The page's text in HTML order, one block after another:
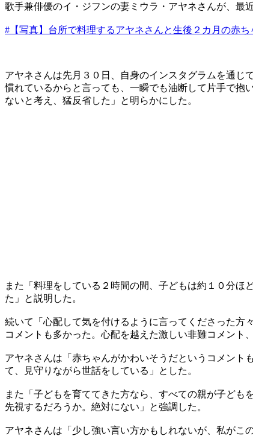
歌手兼俳優のイ・ジフンの妻ミウラ・アヤネさんが、最
#【写真】台所で料理するアヤネさんと生後２カ月の赤ち
アヤネさんは先月３０日、自身のインスタグラムを通
慣れているからと言っても、一瞬でも油断して片手で抱
ないと考え、猛反省した」と明らかにした。
また「料理をしている２時間の間、子どもは約１０分ほ
た」と説明した。
続いて「心配して気を付けるように言ってくださった方
コメントも多かった。心配を越えた激しい非難コメント
アヤネさんは「赤ちゃんがかわいそうだというコメン
て、見守りながら世話をしている」とした。
また「子どもを育ててきた方なら、すべての親が子ど
先視するだろうか。絶対にない」と強調した。
アヤネさんは「少し強い言い方かもしれないが、私がこ